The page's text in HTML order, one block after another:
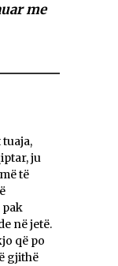
me
ju
të
pak
në jetë.
që po
gjithë